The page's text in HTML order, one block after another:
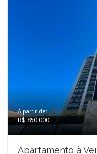
A partir de:
R$ 850.000
Apartamento à